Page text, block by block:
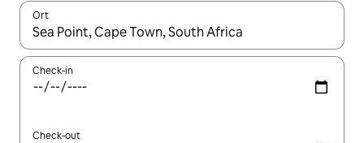
Ort
Wenn Ergebnisse verfügbar sind, navigiere mit den
Check-in
Check-out